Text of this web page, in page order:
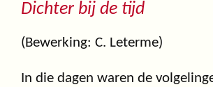
Dichter bij de tijd
(Bewerking: C. Leterme)
In die dagen waren de